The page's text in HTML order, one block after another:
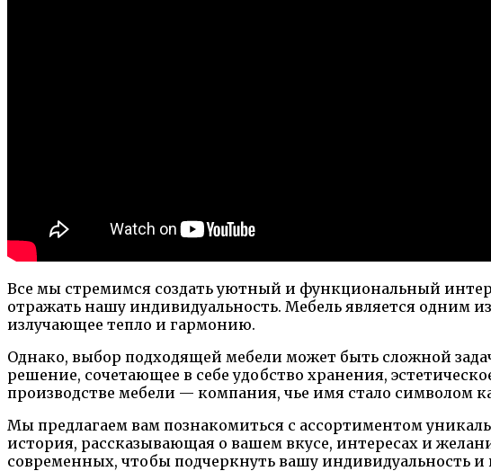
Все мы стремимся создать уютный и функциональный
отражать нашу индивидуальность. Мебель является одним
излучающее тепло и гармонию.
Однако, выбор подходящей мебели может быть сложной
решение, сочетающее в себе удобство хранения,
производстве мебели — компания, чье имя стало символом
Мы предлагаем вам познакомиться с ассортиментом
история, рассказывающая о вашем вкусе, интересах и
современных, чтобы подчеркнуть вашу индивидуальность и